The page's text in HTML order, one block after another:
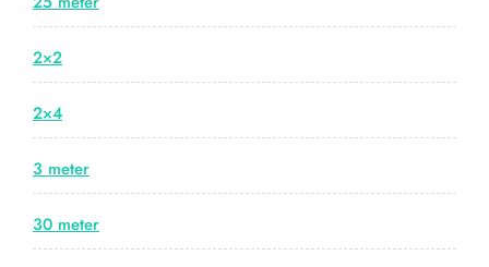
2×2
2×4
3 meter
30 meter